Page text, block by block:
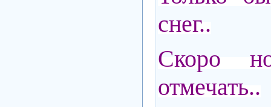
снег..
Скоро
отмечать..